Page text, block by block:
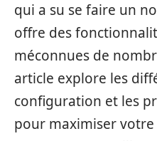
qui a su se faire un
offre des
méconnues de
article explore les
configuration et les
pour maximiser votre